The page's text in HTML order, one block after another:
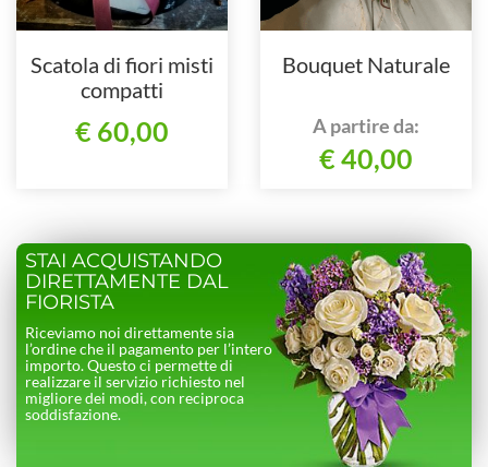
Scatola di fiori misti
compatti
€ 60,00
Bouquet Naturale
A partire da:
€ 40,00
STAI ACQUISTANDO
DIRETTAMENTE DAL
FIORISTA
Riceviamo noi direttamente sia
l’ordine che il pagamento per l’intero
importo. Questo ci permette di
realizzare il servizio richiesto nel
migliore dei modi, con reciproca
soddisfazione.